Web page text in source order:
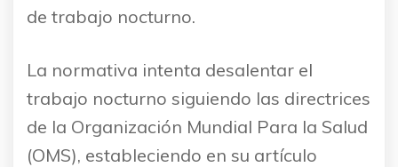
de trabajo nocturno.
La normativa intenta desalentar el
trabajo nocturno siguiendo las directrices
de la Organización Mundial Para la Salud
(OMS), estableciendo en su artículo